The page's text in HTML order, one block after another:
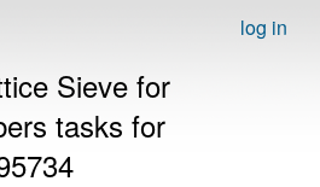
log in
Sieve for
tasks for